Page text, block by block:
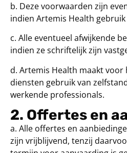
b. Deze voorwaarden zijn
indien Artemis Health
c. Alle eventueel afwijkende
indien ze schriftelijk zijn
d. Artemis Health maakt voor
diensten gebruik van
werkende professionals.
2. Offertes en
a. Alle offertes en
zijn vrijblijvend, tenzij